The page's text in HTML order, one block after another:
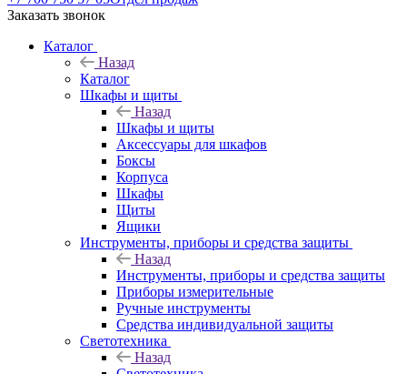
Заказать звонок
Каталог
Назад
Каталог
Шкафы и щиты
Назад
Шкафы и щиты
Аксессуары для шкафов
Боксы
Корпуса
Шкафы
Щиты
Ящики
Инструменты, приборы и средства защиты
Назад
Инструменты, приборы и средства защиты
Приборы измерительные
Ручные инструменты
Средства индивидуальной защиты
Светотехника
Назад